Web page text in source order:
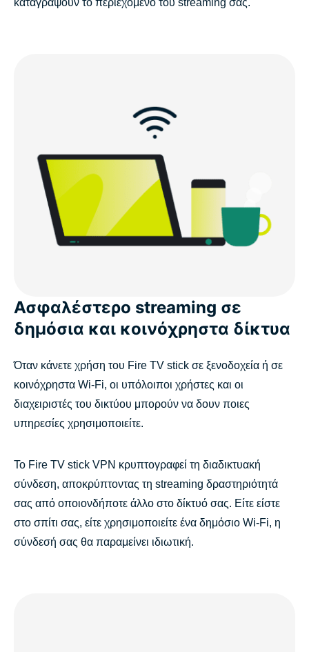
Ασφαλέστερο streaming σε
δημόσια και κοινόχρηστα δίκτυα
Όταν κάνετε χρήση του Fire TV stick σε ξενοδοχεία ή σε
κοινόχρηστα Wi-Fi, οι υπόλοιποι χρήστες και οι
διαχειριστές του δικτύου μπορούν να δουν ποιες
υπηρεσίες χρησιμοποιείτε.
Το Fire TV stick VPN κρυπτογραφεί τη διαδικτυακή
σύνδεση, αποκρύπτοντας τη streaming δραστηριότητά
σας από οποιονδήποτε άλλο στο δίκτυό σας. Είτε είστε
στο σπίτι σας, είτε χρησιμοποιείτε ένα δημόσιο Wi-Fi, η
σύνδεσή σας θα παραμείνει ιδιωτική.